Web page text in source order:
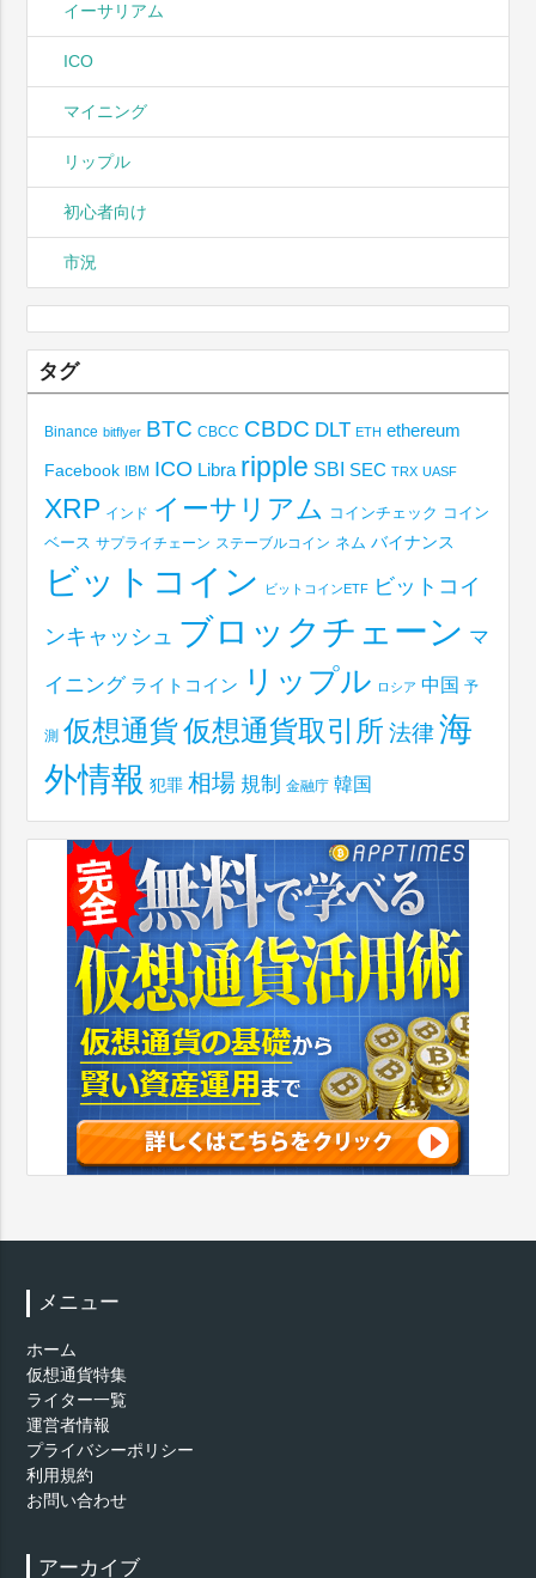
イーサリアム
ICO
マイニング
リップル
初心者向け
市況
タグ
Binance bitflyer BTC CBCC CBDC DLT ETH ethereum
Facebook IBM ICO Libra ripple SBI SEC TRX UASF
XRP インド イーサリアム コインチェック コイン
ベース サプライチェーン ステーブルコイン ネム バイナンス
ビットコイン ビットコインETF ビットコイ
ンキャッシュ ブロックチェーン マ
イニング ライトコイン リップル ロシア 中国 予
測 仮想通貨仮想通貨取引所 法律 海
外情報 犯罪 相場 規制 金融庁 韓国
メニュー
ホーム
仮想通貨特集
ライター一覧
運営者情報
プライバシーポリシー
利用規約
お問い合わせ
アーカイブ